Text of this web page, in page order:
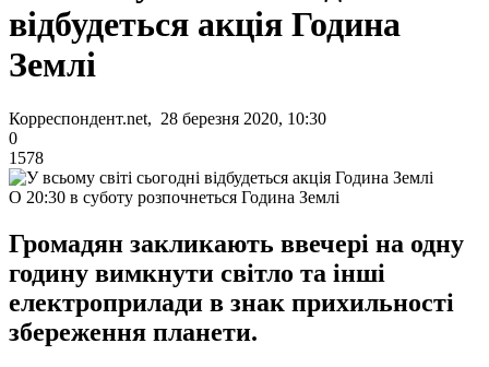
відбудеться акція Година
Землі
Корреспондент.net, 28 березня 2020, 10:30
0
1578
О 20:30 в суботу розпочнеться Година Землі
Громадян закликають ввечері на одну
годину вимкнути світло та інші
електроприлади в знак прихильності
збереження планети.